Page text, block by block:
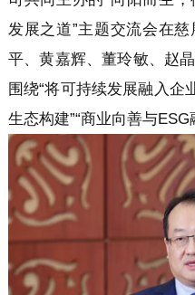
发展之道”主题交流会在
平、黄嘉辉、董玲敏、赵
围绕“将可持续发展融入企
生态构建”“商业向善与ESG